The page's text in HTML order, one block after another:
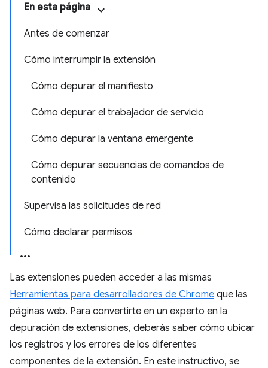
En esta página
Antes de comenzar
Cómo interrumpir la extensión
Cómo depurar el manifiesto
Cómo depurar el trabajador de servicio
Cómo depurar la ventana emergente
Cómo depurar secuencias de comandos de
contenido
Supervisa las solicitudes de red
Cómo declarar permisos
Las extensiones pueden acceder a las mismas
Herramientas para desarrolladores de Chrome que las
páginas web. Para convertirte en un experto en la
depuración de extensiones, deberás saber cómo ubicar
los registros y los errores de los diferentes
componentes de la extensión. En este instructivo, se